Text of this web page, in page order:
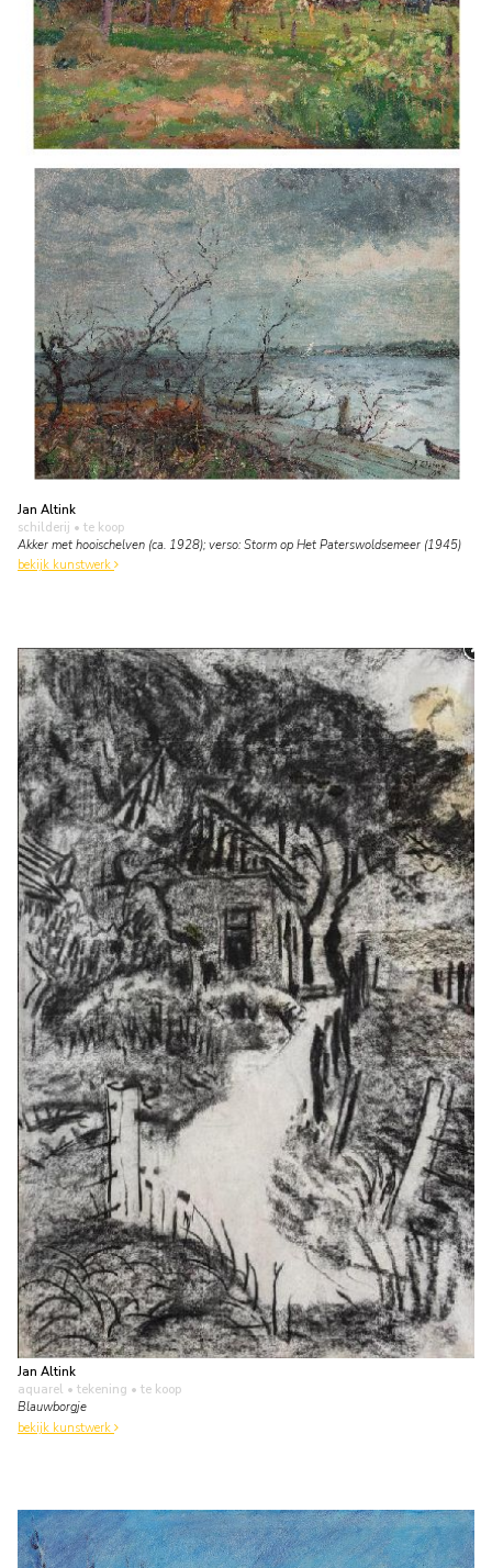
Jan Altink
schilderij • te koop
Akker met hooischelven (ca. 1928); verso: Storm op Het Paterswoldsemeer (1945)
bekijk kunstwerk
Jan Altink
aquarel • tekening • te koop
Blauwborgje
bekijk kunstwerk